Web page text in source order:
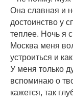
Она славная и
достоинство у
теплее. Ночь я
Москва меня
устроиться и
У меня только
вспоминаю о
кажется, так